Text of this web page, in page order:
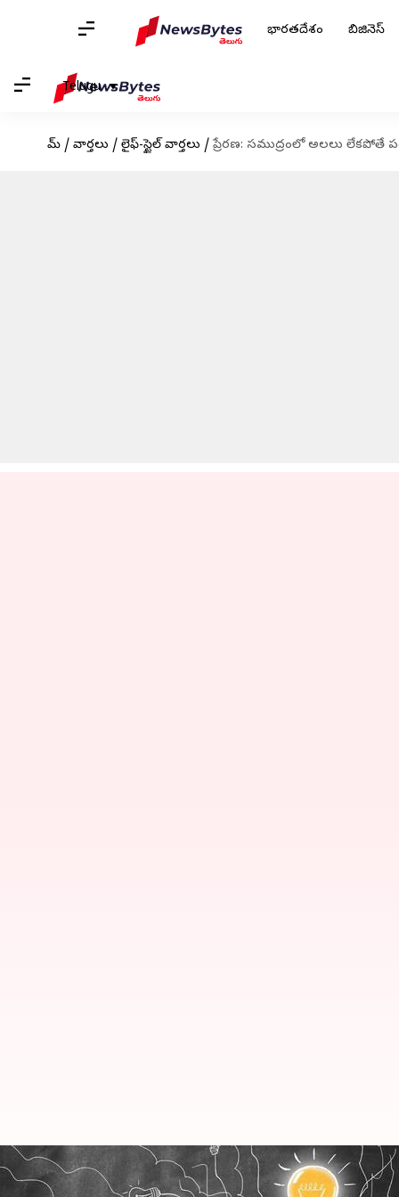
భారతదేశం బిజినెస్
Telugu
హోమ్ / వార్తలు / లైఫ్-స్టైల్ వార్తలు / ప్రేరణ: సముద్రంలో అలలు
ప్రేరణ: సముద్రంలో అలలు లేకపోతే